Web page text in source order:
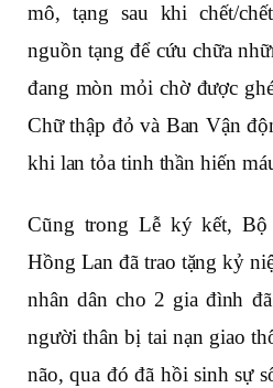
mô, tạng sau khi chết/
nguồn tạng để cứu chữa
đang mòn mỏi chờ được
Chữ thập đỏ và Ban Vận
khi lan tỏa tinh thần hiến
Cũng trong Lễ ký kết,
Hồng Lan đã trao tặng kỷ
nhân dân cho 2 gia đình
người thân bị tai nạn giao
não, qua đó đã hồi sinh sự